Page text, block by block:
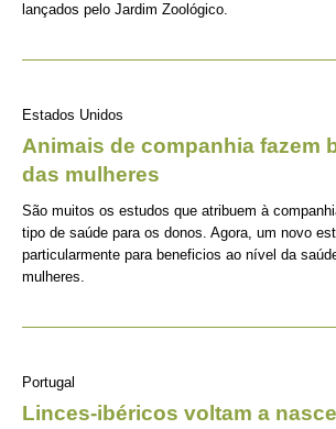
lançados pelo Jardim Zoológico.
Estados Unidos
Animais de companhia fazem
das mulheres
São muitos os estudos que atribuem à
tipo de saúde para os donos. Agora, um novo
particularmente para beneficios ao nível da
mulheres.
Portugal
Linces-ibéricos voltam a